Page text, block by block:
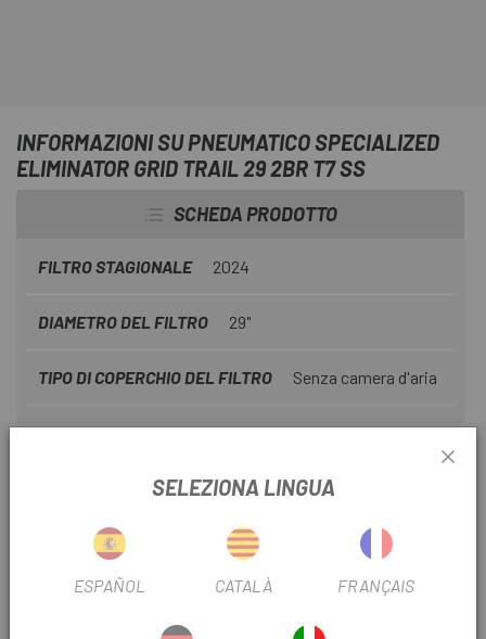
INFORMAZIONI SU PNEUMATICO SPECIALIZED
ELIMINATOR GRID TRAIL 29 2BR T7 SS
SCHEDA PRODOTTO
FILTRO STAGIONALE 2024
DIAMETRO DEL FILTRO 29"
TIPO DI COPERCHIO DEL FILTRO Senza camera d'aria
tradizionale tra le alette centrali e quelle laterali, rendendo l'
morbidi a duri.
SELEZIONA LINGUA
ESPAÑOL CATALÀ FRANÇAIS